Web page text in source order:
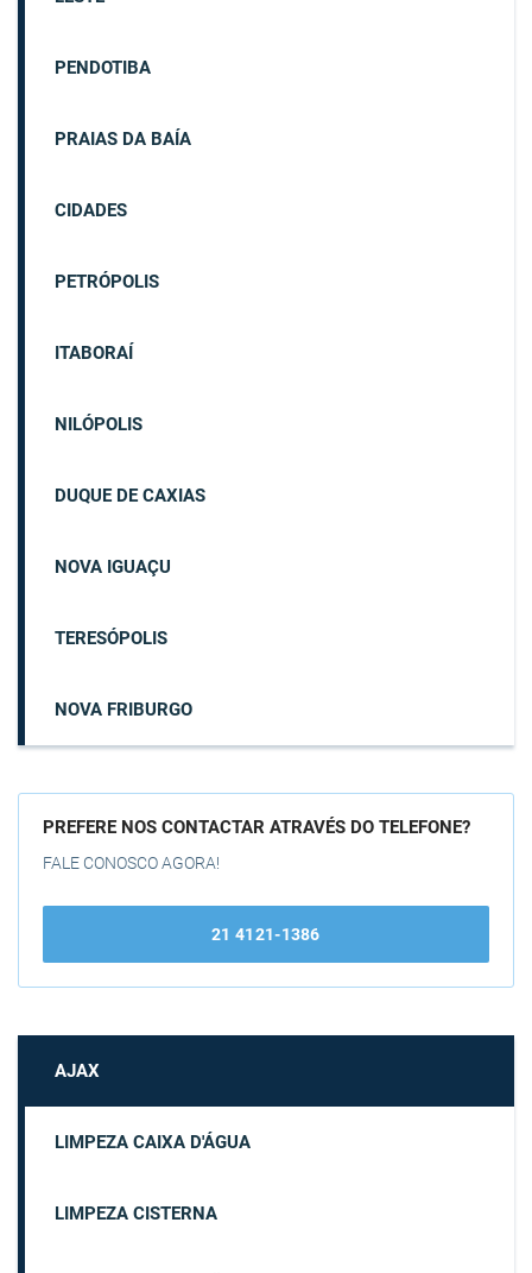
PENDOTIBA
PRAIAS DA BAÍA
CIDADES
PETRÓPOLIS
ITABORAÍ
NILÓPOLIS
DUQUE DE CAXIAS
NOVA IGUAÇU
TERESÓPOLIS
NOVA FRIBURGO
PREFERE NOS CONTACTAR ATRAVÉS DO TELEFONE?
FALE CONOSCO AGORA!
21 4121-1386
AJAX
LIMPEZA CAIXA D'ÁGUA
LIMPEZA CISTERNA